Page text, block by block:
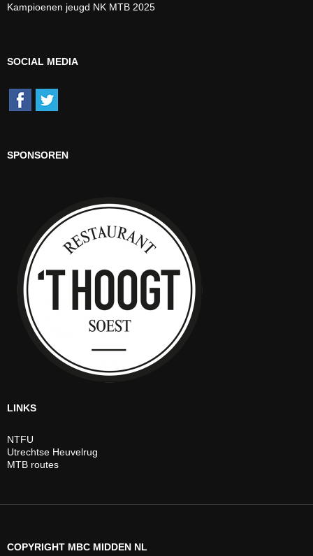
Kampioenen jeugd NK MTB 2025
SOCIAL MEDIA
SPONSOREN
LINKS
NTFU
Utrechtse Heuvelrug
MTB routes
COPYRIGHT MBC MIDDEN NL